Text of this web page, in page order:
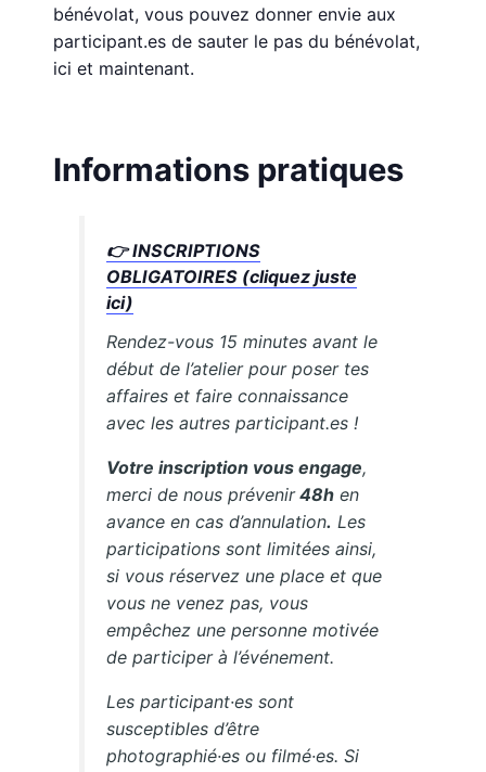
bénévolat, vous pouvez donner envie aux
participant.es de sauter le pas du bénévolat,
ici et maintenant.
Informations pratiques
👉INSCRIPTIONS
OBLIGATOIRES (cliquez juste
ici)
Rendez-vous 15 minutes avant le
début de l’atelier pour poser tes
affaires et faire connaissance
avec les autres participant.es !
Votre inscription vous engage,
merci de nous prévenir48h en
avance en cas d’annulation. Les
participations sont limitées ainsi,
si vous réservez une place et que
vous ne venez pas, vous
empêchez une personne motivée
de participer à l’événement.
Les participant·es sont
susceptibles d’être
photographié·es ou filmé·es. Si